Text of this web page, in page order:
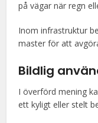
på vägar när regn
Inom infrastruktur
master för att
Bildlig
I överförd mening
ett kyligt eller stelt